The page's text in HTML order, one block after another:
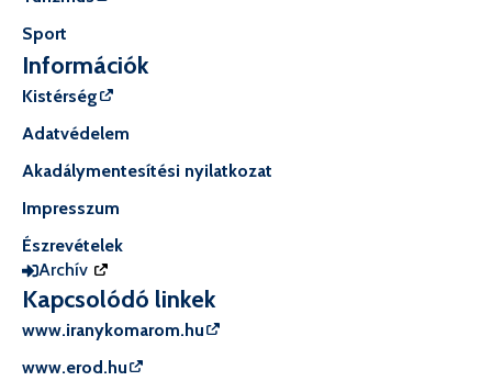
Sport
Információk
Kistérség
Adatvédelem
Akadálymentesítési nyilatkozat
Impresszum
Észrevételek
Archív
Kapcsolódó linkek
www.iranykomarom.hu
www.erod.hu